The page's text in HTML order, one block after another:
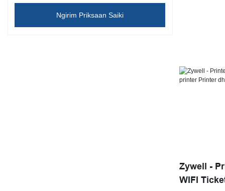
Ngirim Priksaan Saiki
Zywell -
WIFI